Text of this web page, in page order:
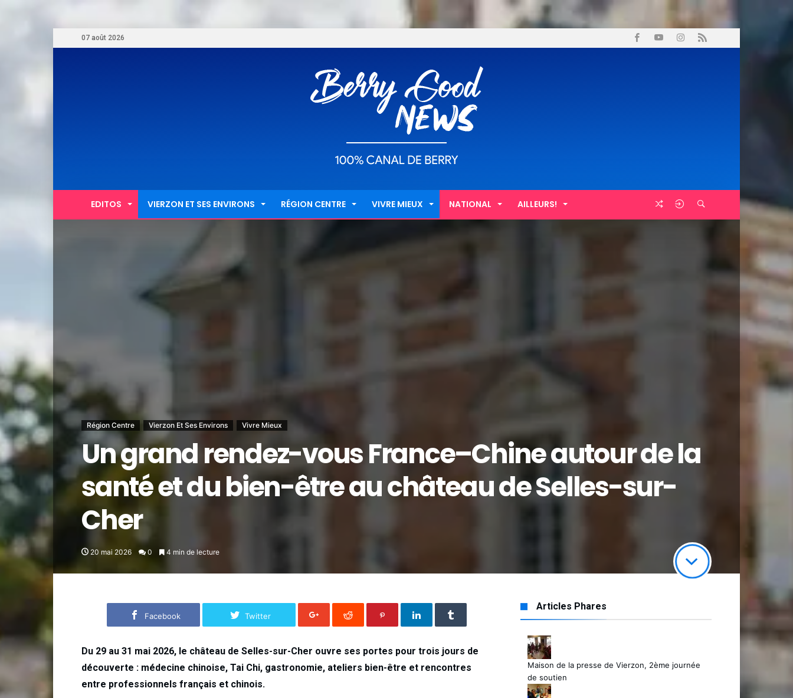
07 août 2026
EDITOS VIERZON ET SES ENVIRONS RÉGION CENTRE VIVRE MIEUX NATIONAL AILLEURS!
Région Centre Vierzon Et Ses Environs Vivre Mieux
Un grand rendez-vous France–Chine autour de la
santé et du bien-être au château de Selles-sur-
Cher
20 mai 2026 0 4 min de lecture
Facebook Twitter
Du 29 au 31 mai 2026, le château de Selles-sur-Cher ouvre ses portes pour trois jours de
découverte : médecine chinoise, Tai Chi, gastronomie, ateliers bien-être et rencontres
entre professionnels français et chinois.
Articles Phares
Maison de la presse de Vierzon, 2ème journée
de soutien